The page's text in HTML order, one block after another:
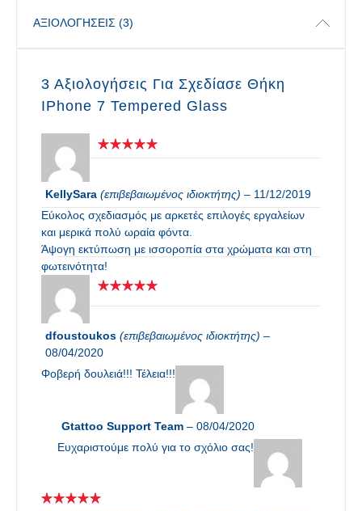
ΑΞΙΟΛΟΓΉΣΕΙΣ (3)
3 Αξιολογήσεις Για Σχεδίασε Θήκη
IPhone 7 Tempered Glass
KellySara (επιβεβαιωμένος ιδιοκτήτης) – 11/12/2019
Εύκολος σχεδιασμός με αρκετές επιλογές εργαλείων
και μερικά πολύ ωραία φόντα.
Άψογη εκτύπωση με ισσοροπία στα χρώματα και στη
φωτεινότητα!
dfoustoukos (επιβεβαιωμένος ιδιοκτήτης) –
08/04/2020
Φοβερή δουλειά!!! Τέλεια!!!
Gtattoo Support Team – 08/04/2020
Ευχαριστούμε πολύ για το σχόλιο σας!